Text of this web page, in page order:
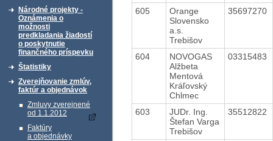
Národné projekty -
Oznámenia o
možnosti
predkladania žiadostí
o poskytnutie
finančného príspevku
Štatistiky
Zverejňovanie zmlúv,
faktúr a objednávok
Zmluvy zverejnené
od 1.1.2012
Faktúry
a objednávky
605
Orange
Slovensko
a.s.
Trebišov
35697270
604
NOVOGAS
Alžbeta
Mentová
Kráľovský
Chlmec
03315483
603
JUDr. Ing.
Štefan Varga
Trebišov
35512822